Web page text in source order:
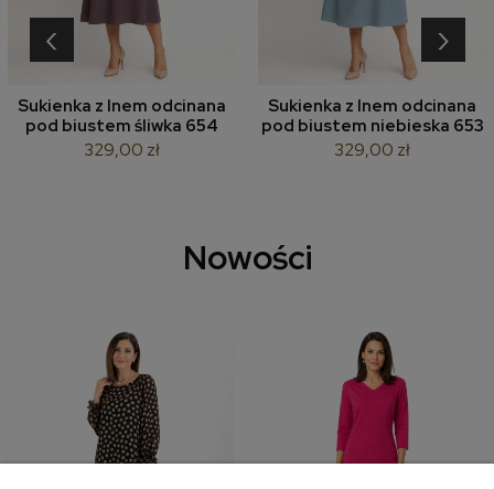
Sukienka z lnem odcinana
pod biustem śliwka 654
329,00 zł
Sukienka z lnem odcinana
pod biustem niebieska 653
329,00 zł
‹ ›
Nowości